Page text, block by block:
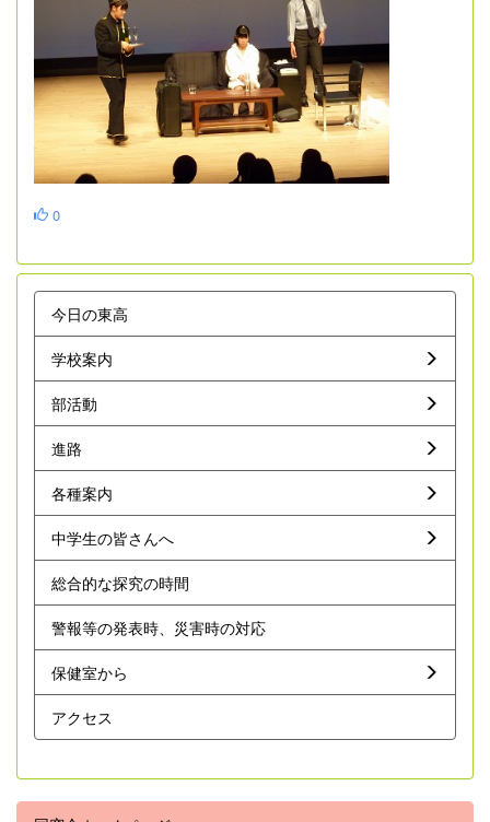
0
今日の東高
学校案内
部活動
進路
各種案内
中学生の皆さんへ
総合的な探究の時間
警報等の発表時、災害時の対応
保健室から
アクセス